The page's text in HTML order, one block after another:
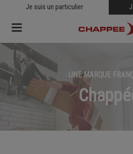
Je suis un particulier
Toggle
UNE MARQUE